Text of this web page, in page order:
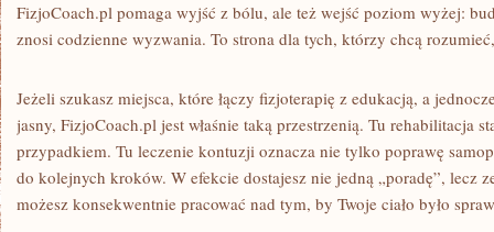
FizjoCoach.pl pomaga wyjść z bólu, ale też wejść poziom wyżej:
znosi codzienne wyzwania. To strona dla tych, którzy chcą
Jeżeli szukasz miejsca, które łączy fizjoterapię z edukacją, a
jasny, FizjoCoach.pl jest właśnie taką przestrzenią. Tu rehabilitacja
przypadkiem. Tu leczenie kontuzji oznacza nie tylko poprawę
do kolejnych kroków. W efekcie dostajesz nie jedną „poradę”, lecz
możesz konsekwentnie pracować nad tym, by Twoje ciało było